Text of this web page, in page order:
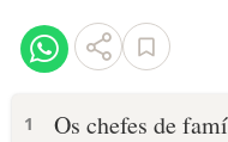
VERSÍCULOS
1
Os chefes de